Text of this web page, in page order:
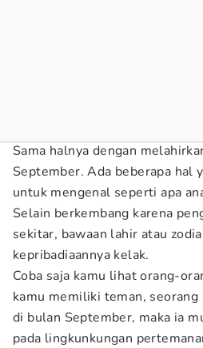
Sama halnya dengan
September. Ada beberapa hal
untuk mengenal seperti apa
Selain berkembang karena
sekitar, bawaan lahir atau
kepribadiaannya kelak.
Coba saja kamu lihat orang-
kamu memiliki teman,
di bulan September, maka ia
pada lingkunkungan